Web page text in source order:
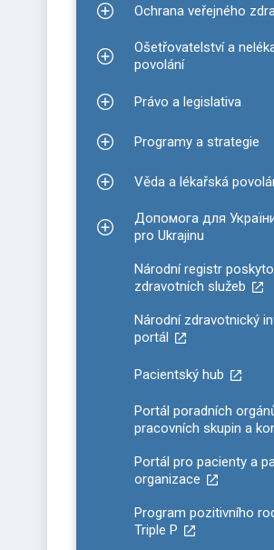
Zobrazit podmenu pro
Ochrana veřejného
Zobrazit podmenu pro
Ošetřovatelství a
povolání
Zobrazit podmenu pro Právo
Právo a legislativa
Zobrazit podmenu pro
Programy a strategie
Zobrazit podmenu pro Věda
Věda a lékařská
Zobrazit podmenu pro
Допомога для
pro Ukrajinu
Národní registr
zdravotních služeb
Národní zdravotnický
portál
Pacientský hub
Portál poradních
pracovních skupin a
Portál pro pacienty a
organizace
Program pozitivního
Triple P